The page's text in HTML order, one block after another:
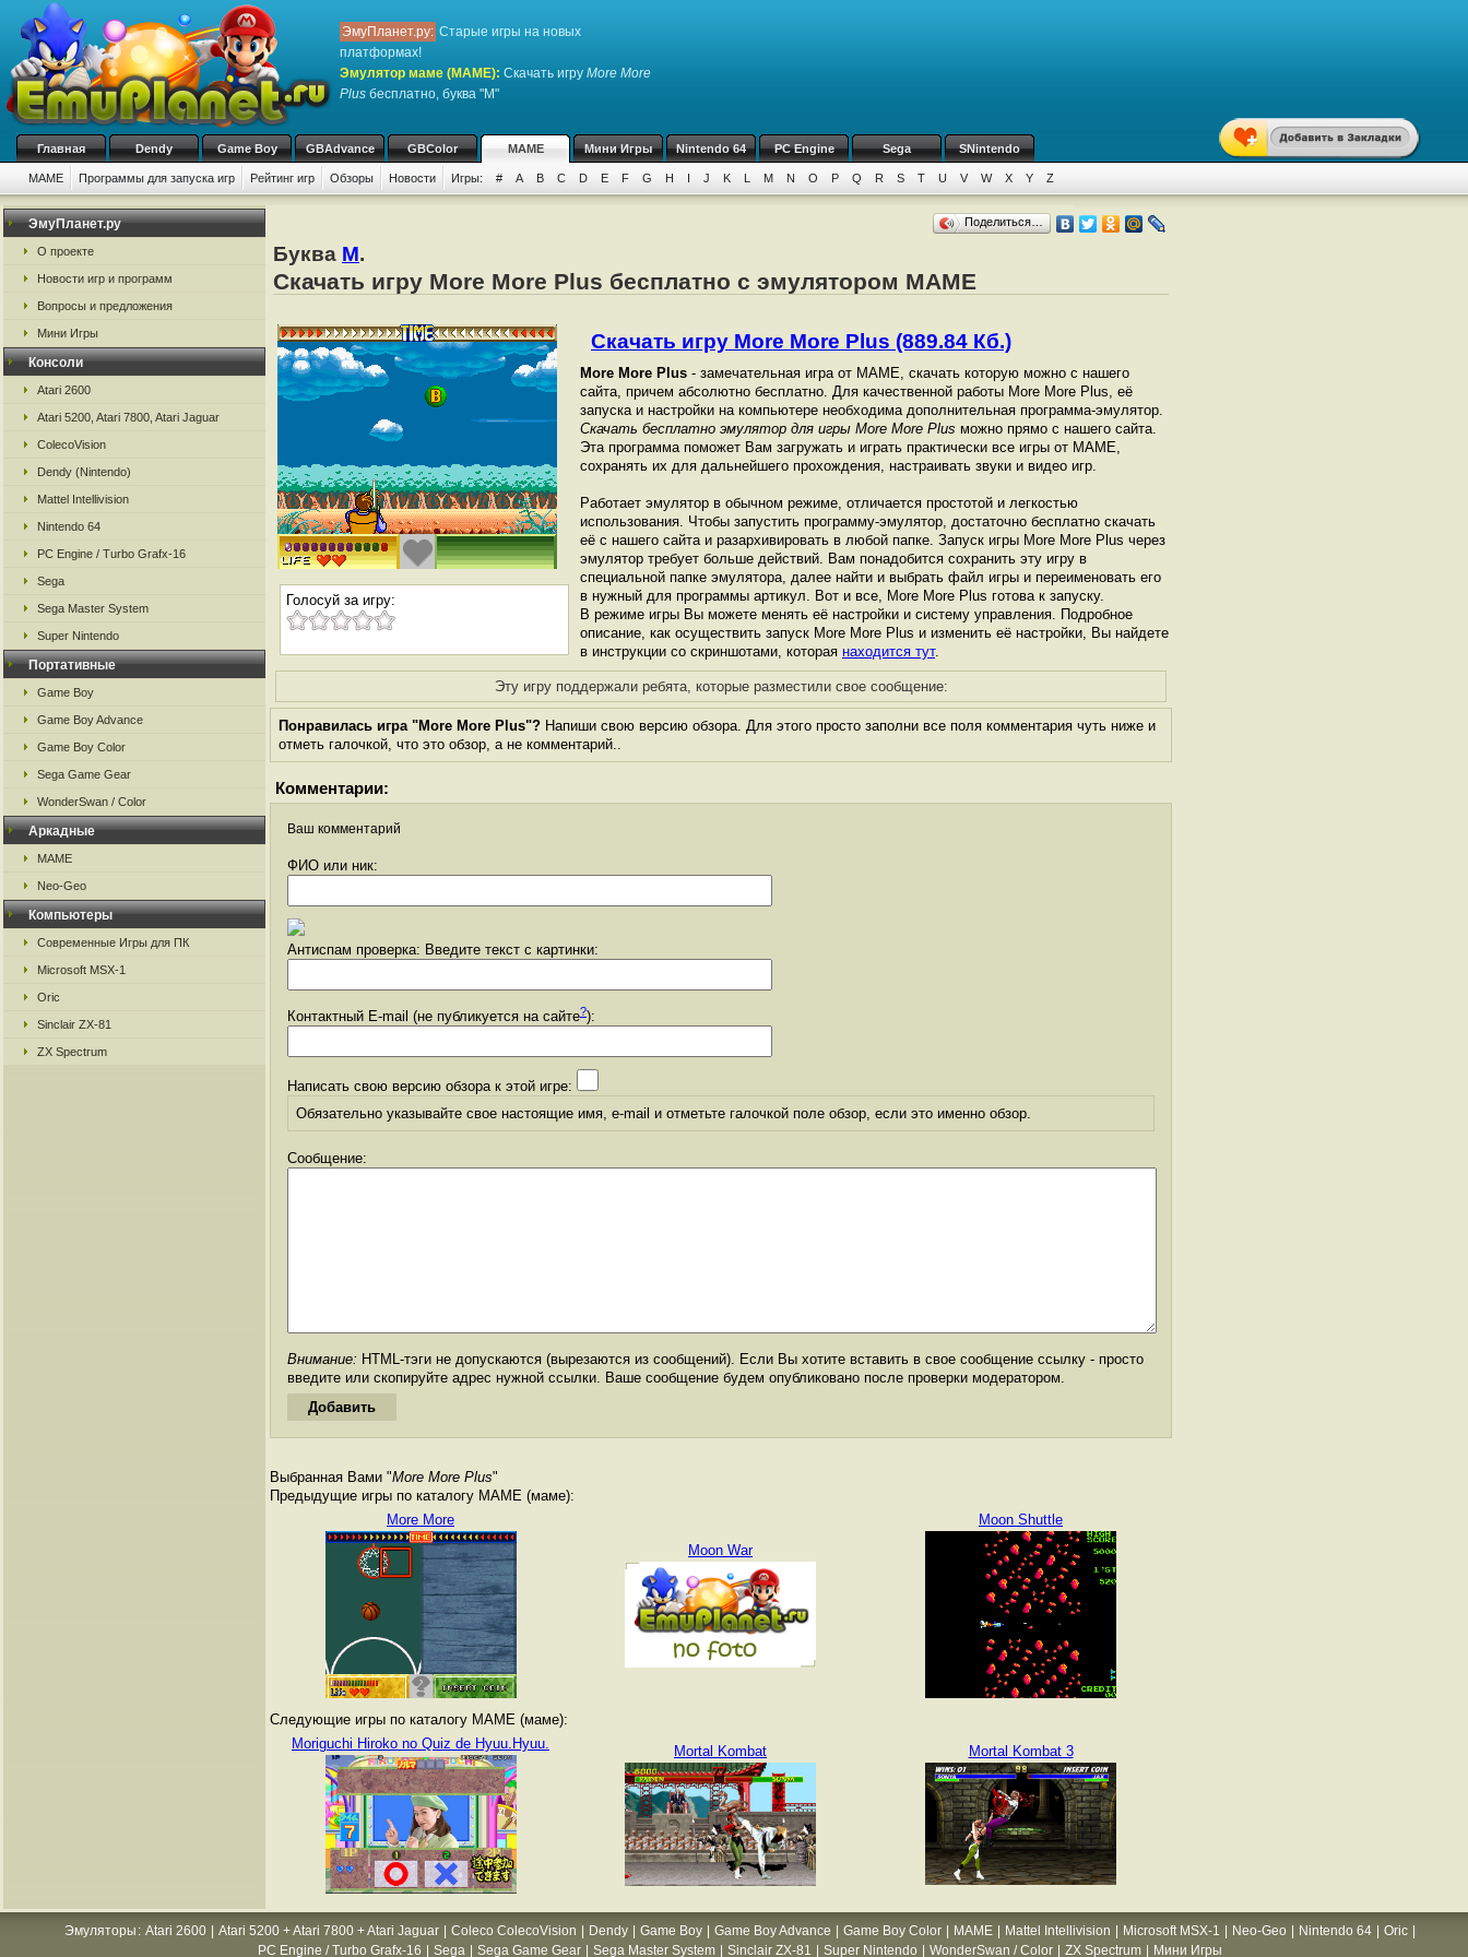
ЭмуПланет.ру: Старые игры на новых
платформах!
Эмулятор маме (MAME): Скачать игру More More
Plus бесплатно, буква "M"
Главная Dendy Game Boy GBAdvance GBColor MAME Мини Игры Nintendo 64 PC Engine Sega SNintendo
MAME Программы для запуска игр Рейтинг игр Обзоры Новости Игры: # A B C D E F G H I J K L M N O P Q R S T U V W X Y Z
ЭмуПланет.ру
О проекте
Новости игр и программ
Вопросы и предложения
Мини Игры
Консоли
Atari 2600
Atari 5200, Atari 7800, Atari Jaguar
ColecoVision
Dendy (Nintendo)
Mattel Intellivision
Nintendo 64
PC Engine / Turbo Grafx-16
Sega
Sega Master System
Super Nintendo
Портативные
Game Boy
Game Boy Advance
Game Boy Color
Sega Game Gear
WonderSwan / Color
Аркадные
MAME
Neo-Geo
Компьютеры
Современные Игры для ПК
Microsoft MSX-1
Oric
Sinclair ZX-81
ZX Spectrum
Поделиться…
Буква M.
Скачать игру More More Plus бесплатно с эмулятором MAME
Голосуй за игру:
Скачать игру More More Plus (889.84 Кб.)
More More Plus - замечательная игра от МАМЕ, скачать которую можно с нашего
сайта, причем абсолютно бесплатно. Для качественной работы More More Plus, её
запуска и настройки на компьютере необходима дополнительная программа-эмулятор.
Скачать бесплатно эмулятор для игры More More Plus можно прямо с нашего сайта.
Эта программа поможет Вам загружать и играть практически все игры от МАМЕ,
сохранять их для дальнейшего прохождения, настраивать звуки и видео игр.
Работает эмулятор в обычном режиме, отличается простотой и легкостью
использования. Чтобы запустить программу-эмулятор, достаточно бесплатно скачать
её с нашего сайта и разархивировать в любой папке. Запуск игры More More Plus через
эмулятор требует больше действий. Вам понадобится сохранить эту игру в
специальной папке эмулятора, далее найти и выбрать файл игры и переименовать его
в нужный для программы артикул. Вот и все, More More Plus готова к запуску.
В режиме игры Вы можете менять её настройки и систему управления. Подробное
описание, как осуществить запуск More More Plus и изменить её настройки, Вы найдете
в инструкции со скриншотами, которая находится тут.
Эту игру поддержали ребята, которые разместили свое сообщение:
Понравилась игра "More More Plus"? Напиши свою версию обзора. Для этого просто заполни все поля комментария чуть ниже и
отметь галочкой, что это обзор, а не комментарий..
Комментарии:
Ваш комментарий
ФИО или ник:
Антиспам проверка: Введите текст с картинки:
Контактный E-mail (не публикуется на сайте?):
Написать свою версию обзора к этой игре:
Обязательно указывайте свое настоящие имя, e-mail и отметьте галочкой поле обзор, если это именно обзор.
Сообщение:
Внимание: HTML-тэги не допускаются (вырезаются из сообщений). Если Вы хотите вставить в свое сообщение ссылку - просто
введите или скопируйте адрес нужной ссылки. Ваше сообщение будем опубликовано после проверки модератором.
Выбранная Вами "More More Plus"
Предыдущие игры по каталогу MAME (маме):
More More
Moon War
Moon Shuttle
Следующие игры по каталогу MAME (маме):
Moriguchi Hiroko no Quiz de Hyuu.Hyuu.
Mortal Kombat Mortal Kombat 3
Эмуляторы : Atari 2600 Atari 5200 + Atari 7800 + Atari Jaguar Coleco ColecoVision Dendy Game Boy Game Boy Advance Game Boy Color MAME Mattel Intellivision Microsoft MSX-1 Neo-Geo Nintendo 64 Oric
PC Engine / Turbo Grafx-16
Sega Sega Game Gear Sega Master System Sinclair ZX-81 Super Nintendo WonderSwan / Color ZX Spectrum Мини Игры